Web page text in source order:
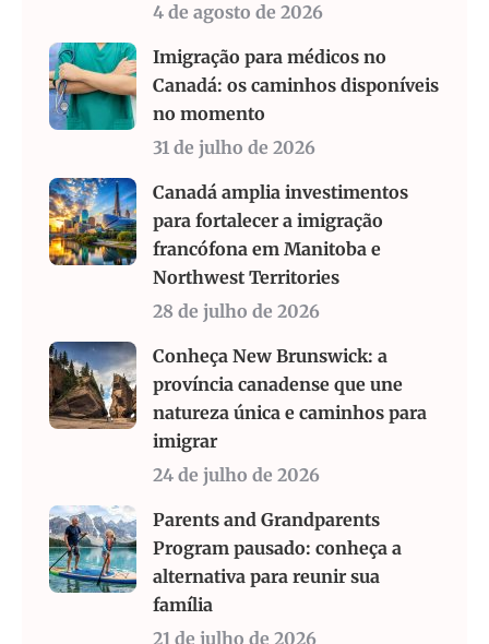
4 de agosto de 2026
Imigração para médicos no
Canadá: os caminhos disponíveis
no momento
31 de julho de 2026
Canadá amplia investimentos
para fortalecer a imigração
francófona em Manitoba e
Northwest Territories
28 de julho de 2026
Conheça New Brunswick: a
província canadense que une
natureza única e caminhos para
imigrar
24 de julho de 2026
Parents and Grandparents
Program pausado: conheça a
alternativa para reunir sua
família
21 de julho de 2026